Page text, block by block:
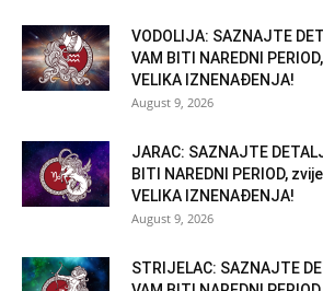
VODOLIJA: SAZNAJTE
VAM BITI NAREDNI
VELIKA IZNENAĐENJA!
August 9, 2026
JARAC: SAZNAJTE
BITI NAREDNI PERIOD,
VELIKA IZNENAĐENJA!
August 9, 2026
STRIJELAC: SAZNAJTE